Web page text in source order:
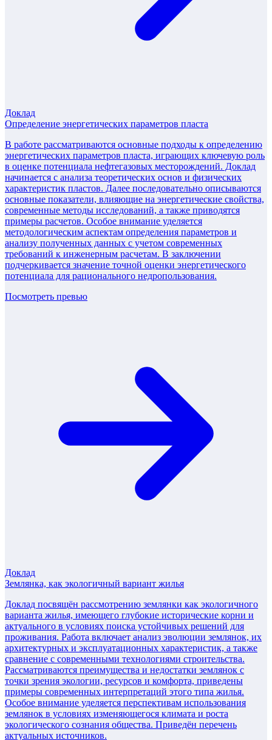
Доклад
Определение энергетических параметров пласта
В работе рассматриваются основные подходы к определению
энергетических параметров пласта, играющих ключевую роль
в оценке потенциала нефтегазовых месторождений. Доклад
начинается с анализа теоретических основ и физических
характеристик пластов. Далее последовательно описываются
основные показатели, влияющие на энергетические свойства,
современные методы исследований, а также приводятся
примеры расчетов. Особое внимание уделяется
методологическим аспектам определения параметров и
анализу полученных данных с учетом современных
требований к инженерным расчетам. В заключении
подчеркивается значение точной оценки энергетического
потенциала для рационального недропользования.
Посмотреть превью
Доклад
Землянка, как экологичный вариант жилья
Доклад посвящён рассмотрению землянки как экологичного
варианта жилья, имеющего глубокие исторические корни и
актуального в условиях поиска устойчивых решений для
проживания. Работа включает анализ эволюции землянок, их
архитектурных и эксплуатационных характеристик, а также
сравнение с современными технологиями строительства.
Рассматриваются преимущества и недостатки землянок с
точки зрения экологии, ресурсов и комфорта, приведены
примеры современных интерпретаций этого типа жилья.
Особое внимание уделяется перспективам использования
землянок в условиях изменяющегося климата и роста
экологического сознания общества. Приведён перечень
актуальных источников.